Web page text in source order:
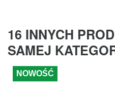
16 INNYCH
SAMEJ
NOWOŚĆ